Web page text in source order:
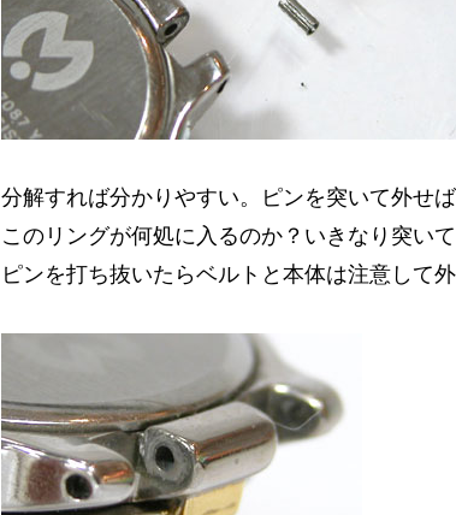
分解すれば分かりやすい。ピンを突いて外せ
このリングが何処に入るのか？いきなり突い
ピンを打ち抜いたらベルトと本体は注意して外